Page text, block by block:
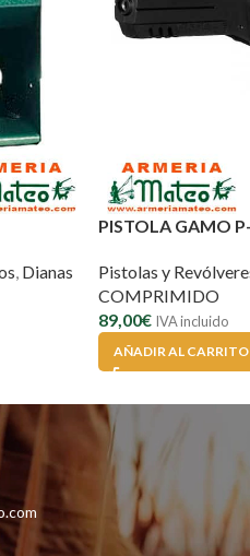
Dianas
PISTOLA GAMO
Pistolas y
COMPRIMIDO
89,00€ IVA incluido
AÑADIR AL CARRITO